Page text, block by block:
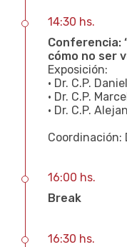
14:30 hs.
Conferencia:
cómo no ser
Exposición:
• Dr. C.P.
• Dr. C.P.
• Dr. C.P.
Coordinación:
16:00 hs.
Break
16:30 hs.